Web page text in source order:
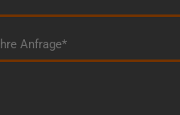
Ihre Anfrage*